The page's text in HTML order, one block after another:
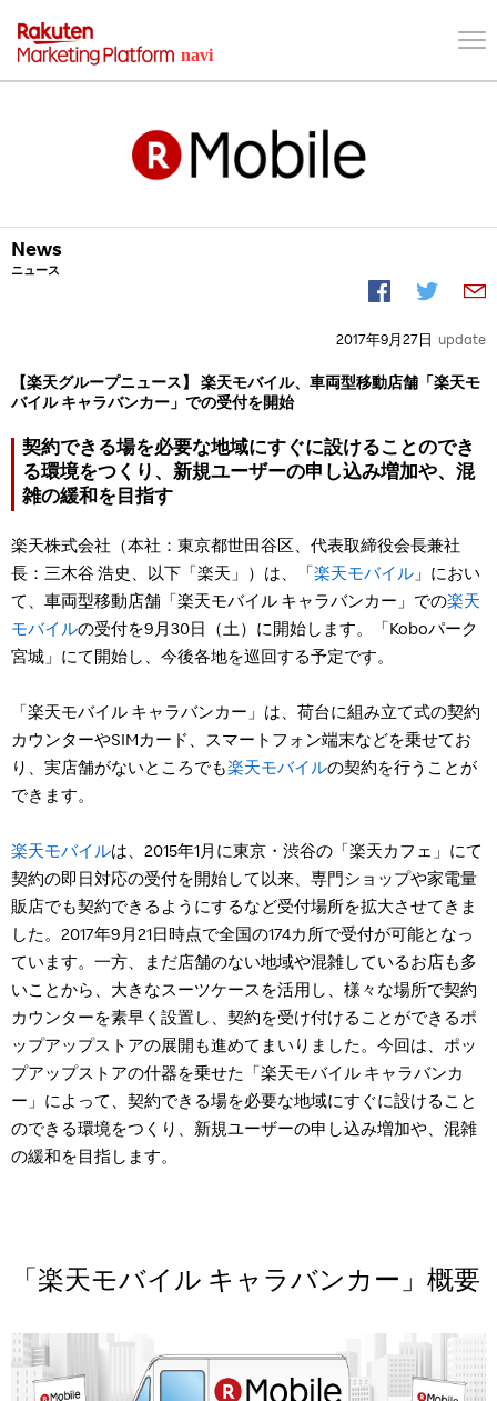
News
ニュース
2017年9月27日 update
【楽天グループニュース】 楽天モバイル、車両型移動店舗「楽天モ
バイル キャラバンカー」での受付を開始
契約できる場を必要な地域にすぐに設けることのでき
る環境をつくり、新規ユーザーの申し込み増加や、混
雑の緩和を目指す
楽天株式会社（本社：東京都世田谷区、代表取締役会長兼社
長：三木谷 浩史、以下「楽天」）は、「 楽天モバイル」におい
て、車両型移動店舗「楽天モバイル キャラバンカー」での楽天
モバイルの受付を9月30日（土）に開始します。「Koboパーク
宮城」にて開始し、今後各地を巡回する予定です。
「楽天モバイル キャラバンカー」は、荷台に組み立て式の契約
カウンターやSIMカード、スマートフォン端末などを乗せてお
り、実店舗がないところでも楽天モバイルの契約を行うことが
できます。
楽天モバイルは、2015年1月に東京・渋谷の「楽天カフェ」にて
契約の即日対応の受付を開始して以来、専門ショップや家電量
販店でも契約できるようにするなど受付場所を拡大させてきま
した。2017年9月21日時点で全国の174カ所で受付が可能となっ
ています。一方、まだ店舗のない地域や混雑しているお店も多
いことから、大きなスーツケースを活用し、様々な場所で契約
カウンターを素早く設置し、契約を受け付けることができるポ
ップアップストアの展開も進めてまいりました。今回は、ポッ
プアップストアの什器を乗せた「楽天モバイル キャラバンカ
ー」によって、契約できる場を必要な地域にすぐに設けること
のできる環境をつくり、新規ユーザーの申し込み増加や、混雑
の緩和を目指します。
「楽天モバイル キャラバンカー」概要